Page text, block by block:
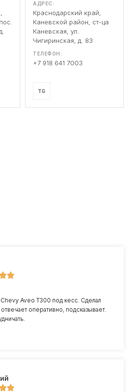
АДРЕС:
Краснодарский край,
Каневской район, ст-ца
Каневская, ул.
Чигиринская, д. 83
ТЕЛЕФОН:
+7 918 641 7003
TG
Aveo T300 под кесс. Сделал
оперативно, подсказывает.